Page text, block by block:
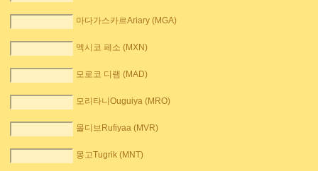
마다가스카르Ariary (MGA)
멕시코 페소 (MXN)
모로코 디램 (MAD)
모리타니Ouguiya (MRO)
몰디브Rufiyaa (MVR)
몽고Tugrik (MNT)